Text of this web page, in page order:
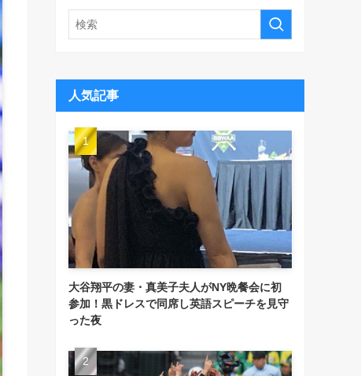
人気記事
大谷翔平の妻・真美子夫人がNY晩餐会に初
参加！黒ドレスで同席し英語スピーチを見守
った夜